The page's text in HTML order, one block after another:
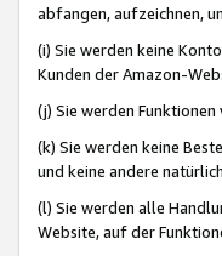
abfangen, aufzeichnen,
(i) Sie werden keine
Kunden der Amazon-
(j) Sie werden
(k) Sie werden keine
und keine andere
(l) Sie werden alle
Website, auf der